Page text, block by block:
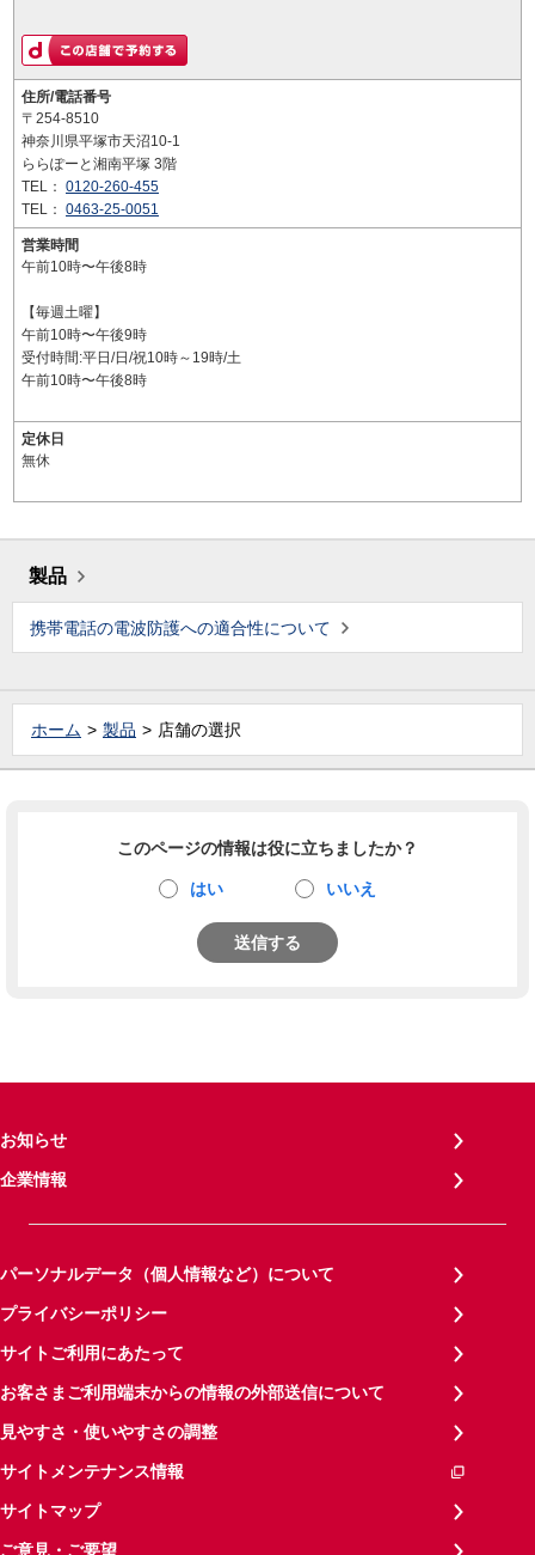
住所/電話番号
〒254-8510
神奈川県平塚市天沼10-1
ららぽーと湘南平塚 3階
TEL： 0120-260-455
TEL： 0463-25-0051
営業時間
午前10時〜午後8時
【毎週土曜】
午前10時〜午後9時
受付時間:平日/日/祝10時～19時/土
午前10時〜午後8時
定休日
無休
製品
携帯電話の電波防護への適合性について
ホーム 製品 店舗の選択
このページの情報は役に立ちましたか？
はい いいえ
送信する
お知らせ
企業情報
パーソナルデータ（個人情報など）について
プライバシーポリシー
サイトご利用にあたって
お客さまご利用端末からの情報の外部送信について
見やすさ・使いやすさの調整
サイトメンテナンス情報
サイトマップ
ご意見・ご要望